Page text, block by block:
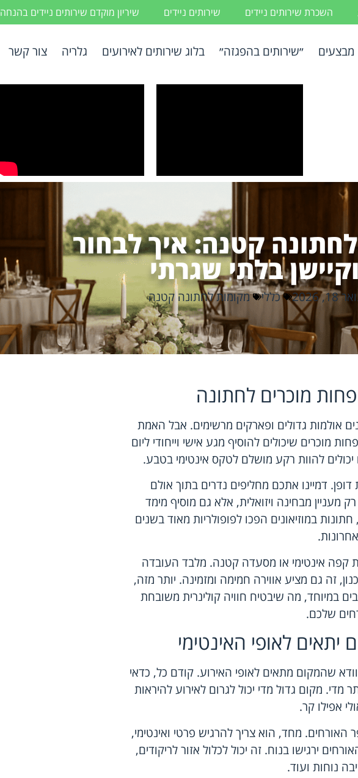
השכרת שירותים ניידים שירותים ניידים שיריון מוקדם שירותים ניידים בהנחה
מבצעים ״שירותים בהפגזה״ בלוג שירותים לאירועים גלריה צור קשר
קטנה: איך לבחור
בלתי שגרתי
18, 2026 כללי מקומות לחתונה קטנה
מוכרים לחתונה
אולמות גדולים ופארקים מרשימים. אבל האמת
מוכרים שיכולים להוסיף מגע אישי וייחודי ליום
להוות רקע מושלם לטקס אינטימי בטבע.
דמיינו אתכם מחליפים נדרים בתוך אולם
מעניין מבחינה ויזואלית, אלא גם מוסיף מימד
במוזיאונים הפכו לפופולריות מאוד בשנים
קפה אינטימי או מסעדה קטנה. מלבד העובדה
זה גם מציע אווירה חמימה ומזמינה. יותר מזה,
במיוחד, מה שיבטיח חוויה קולינרית משובחת
שלכם.
לאופי האינטימי
שהמקום מתאים לאופי האירוע. קודם כל, כדאי
מקום גדול מדי יכול לגרום לאירוע להיראות
אפילו קר.
מחד, הוא צריך להרגיש פרטי ואינטימי,
ירגישו בנוח. זה יכול לכלול אזור לריקודים,
נוחות ועוד.